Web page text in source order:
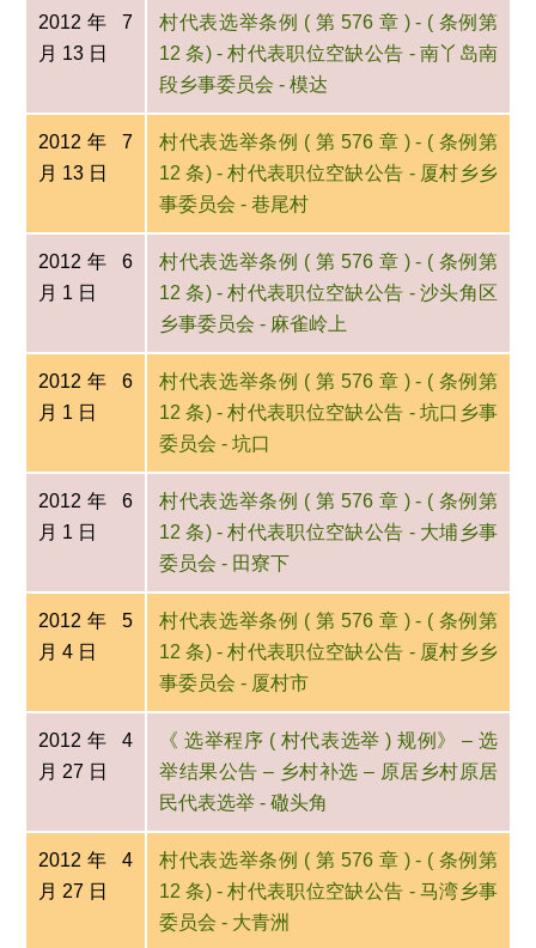
2012年 7
月 13 日
村代表选举条例 ( 第 576 章 ) - ( 条例第
12 条) - 村代表职位空缺公告 - 南丫岛南
段乡事委员会 - 模达
2012年 7
月 13 日
村代表选举条例 ( 第 576 章 ) - ( 条例第
12 条) - 村代表职位空缺公告 - 厦村乡乡
事委员会 - 巷尾村
2012年 6
月 1 日
村代表选举条例 ( 第 576 章 ) - ( 条例第
12 条) - 村代表职位空缺公告 - 沙头角区
乡事委员会 - 麻雀岭上
2012年 6
月 1 日
村代表选举条例 ( 第 576 章 ) - ( 条例第
12 条) - 村代表职位空缺公告 - 坑口乡事
委员会 - 坑口
2012年 6
月 1 日
村代表选举条例 ( 第 576 章 ) - ( 条例第
12 条) - 村代表职位空缺公告 - 大埔乡事
委员会 - 田寮下
2012年 5
月 4 日
村代表选举条例 ( 第 576 章 ) - ( 条例第
12 条) - 村代表职位空缺公告 - 厦村乡乡
事委员会 - 厦村市
2012年 4
月 27 日
《 选举程序 ( 村代表选举 ) 规例》 – 选
举结果公告 – 乡村补选 – 原居乡村原居
民代表选举 - 䃟头角
2012年 4
月 27 日
村代表选举条例 ( 第 576 章 ) - ( 条例第
12 条) - 村代表职位空缺公告 - 马湾乡事
委员会 - 大青洲